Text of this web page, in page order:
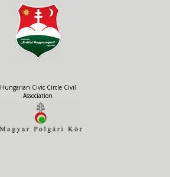
Hungarian Civic Circle Civil
Association